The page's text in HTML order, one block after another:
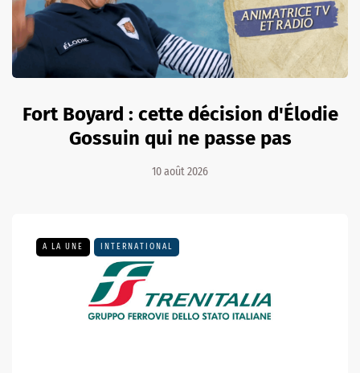
Fort Boyard : cette décision d'Élodie
Gossuin qui ne passe pas
10 août 2026
A LA UNE INTERNATIONAL